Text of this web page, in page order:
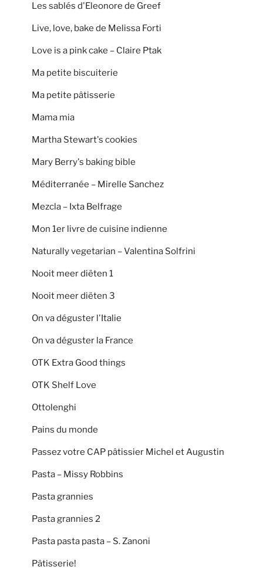
Les sablés d'Eleonore de Greef
Live, love, bake de Melissa Forti
Love is a pink cake – Claire Ptak
Ma petite biscuiterie
Ma petite pâtisserie
Mama mia
Martha Stewart's cookies
Mary Berry's baking bible
Méditerranée – Mirelle Sanchez
Mezcla – Ixta Belfrage
Mon 1er livre de cuisine indienne
Naturally vegetarian – Valentina Solfrini
Nooit meer diëten 1
Nooit meer diëten 3
On va déguster l'Italie
On va déguster la France
OTK Extra Good things
OTK Shelf Love
Ottolenghi
Pains du monde
Passez votre CAP pâtissier Michel et Augustin
Pasta – Missy Robbins
Pasta grannies
Pasta grannies 2
Pasta pasta pasta – S. Zanoni
Pâtisserie!